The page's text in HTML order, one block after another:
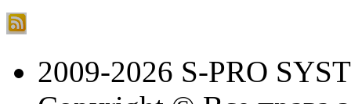
2009-2026 S-PRO